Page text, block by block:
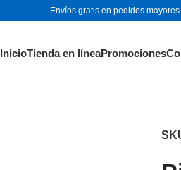
Envíos gratis en pedidos
InicioTienda en líneaPromociones